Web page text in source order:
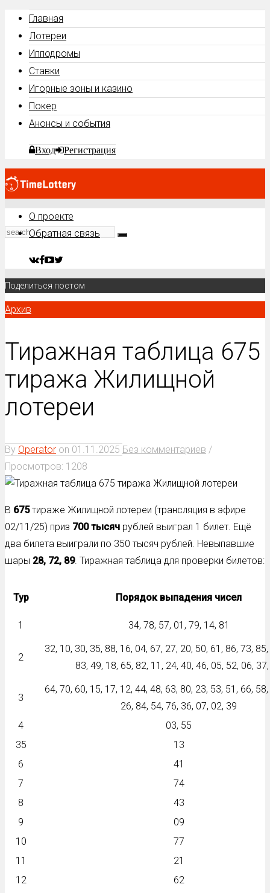
Главная
Лотереи
Ипподромы
Ставки
Игорные зоны и казино
Покер
Анонсы и события
Вход Регистрация
О проекте
Обратная связь
Поделиться постом
Архив
Тиражная таблица 675
тиража Жилищной
лотереи
By Operator on 01.11.2025 Без комментариев /
Просмотров: 1208
В 675тираже Жилищной лотереи (трансляция в эфире
02/11/25) приз 700 тысяч рублей выиграл 1 билет. Ещё
два билета выиграли по 350 тысяч рублей. Невыпавшие
шары 28, 72, 89. Тиражная таблица для проверки билетов:
Тур Порядок выпадения чисел
1 34, 78, 57, 01, 79, 14, 81
2
32, 10, 30, 35, 88, 16, 04, 67, 27, 20, 50, 61, 86, 73,
83, 49, 18, 65, 82, 11, 24, 40, 46, 05, 52, 06,
3
64, 70, 60, 15, 17, 12, 44, 48, 63, 80, 23, 53, 51, 66,
26, 84, 54, 76, 36, 07, 02, 39
4
03, 55
35
13
6
41
7
74
8
43
9
09
10
77
11
21
12
62